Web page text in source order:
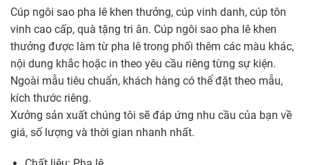
Cúp ngôi sao pha lê khen thưởng, cúp vinh danh, cúp tôn
vinh cao cấp, quà tặng tri ân. Cúp ngôi sao pha lê khen
thưởng được làm từ pha lê trong phối thêm các màu khác,
nội dung khắc hoặc in theo yêu cầu riêng từng sự kiện.
Ngoài mẫu tiêu chuẩn, khách hàng có thể đặt theo mẫu,
kích thước riêng.
Xưởng sản xuất chúng tôi sẽ đáp ứng nhu cầu của bạn về
giá, số lượng và thời gian nhanh nhất.